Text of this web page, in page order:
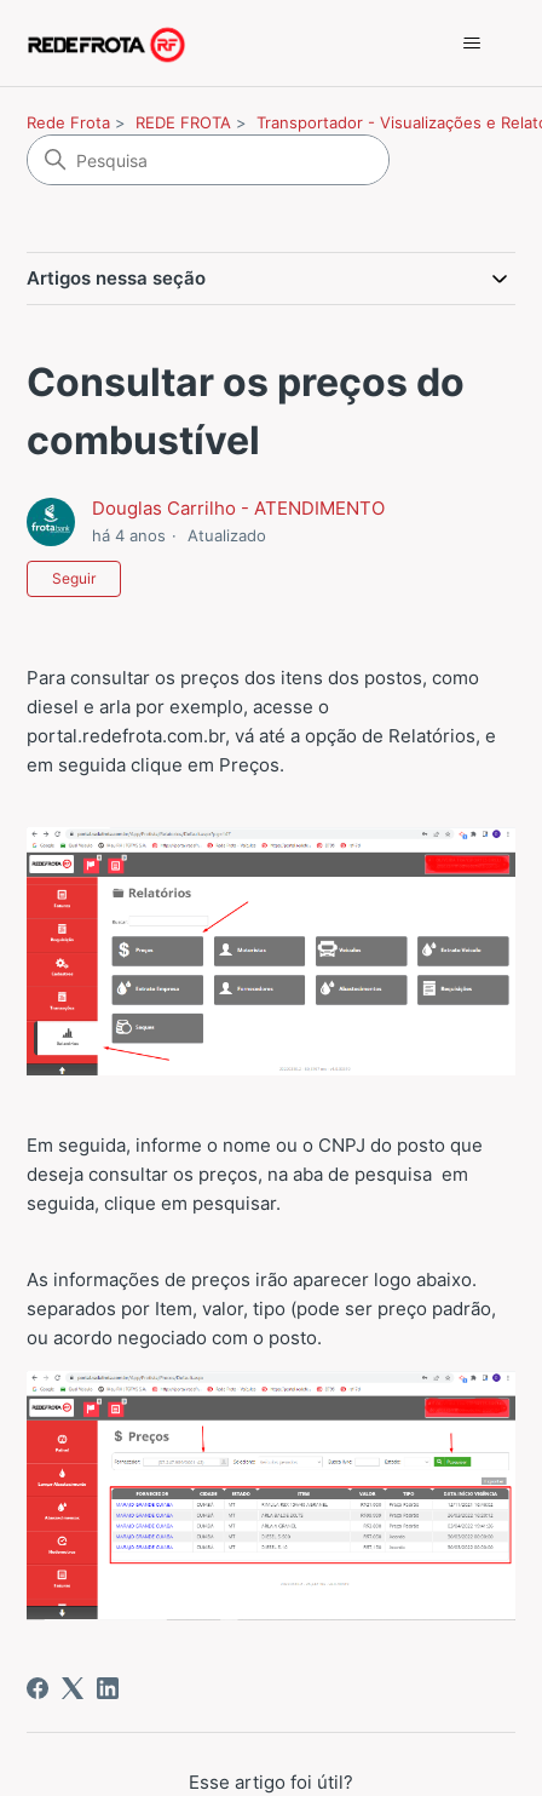
Rede Frota REDE FROTA Transportador - Visualizações e
Artigos nessa seção
Consultar os preços do
combustível
Douglas Carrilho - ATENDIMENTO
há 4 anos Atualizado
Seguir
Para consultar os preços dos itens dos postos, como
diesel e arla por exemplo, acesse o
portal.redefrota.com.br, vá até a opção de Relatórios, e
em seguida clique em Preços.
Em seguida, informe o nome ou o CNPJ do posto que
deseja consultar os preços, na aba de pesquisa em
seguida, clique em pesquisar.
As informações de preços irão aparecer logo abaixo.
separados por Item, valor, tipo (pode ser preço padrão,
ou acordo negociado com o posto.
Esse artigo foi útil?